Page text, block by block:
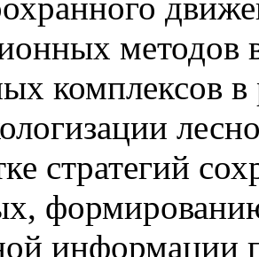
методов
комплексов
стратегий
информации